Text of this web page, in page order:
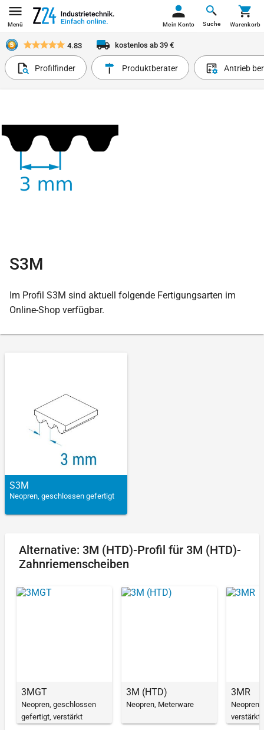
Menü Suche
Mein Konto Warenkorb
4.83 kostenlos ab 39 €
Profilfinder Produktberater Antrieb
S3M
Im Profil S3M sind aktuell folgende Fertigungsarten im
Online-Shop verfügbar.
S3M
Neopren, geschlossen gefertigt
Alternative: 3M (HTD)-Profil für 3M (HTD)-
Zahnriemenscheiben
3MGT
Neopren, geschlossen
gefertigt, verstärkt
3M (HTD)
Neopren, Meterware
3MR
Neopren,
verstärkt